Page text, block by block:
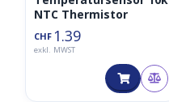
NTC Thermistor
CHF 1.39
exkl. MWST